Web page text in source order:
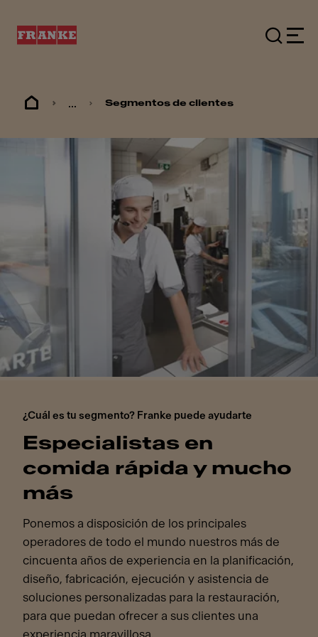
... Segmentos de clientes
¿Cuál es tu segmento? Franke puede ayudarte
Especialistas en
comida rápida y mucho
más
Ponemos a disposición de los principales
operadores de todo el mundo nuestros más de
cincuenta años de experiencia en la planificación,
diseño, fabricación, ejecución y asistencia de
soluciones personalizadas para la restauración,
para que puedan ofrecer a sus clientes una
experiencia maravillosa.